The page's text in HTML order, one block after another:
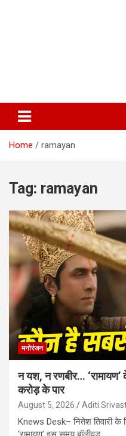
Home ramayan
Tag: ramayan
मनोरंजन
न यश, न रणबीर…
करोड़ के पार
August 5, 2026 Aditi
Knews Desk– नितेश तिवारी के